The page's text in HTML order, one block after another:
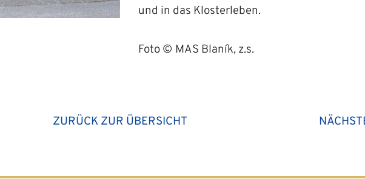
und in das Klosterleben.
Foto © MAS Blaník, z.s.
ZURÜCK ZUR ÜBERSICHT